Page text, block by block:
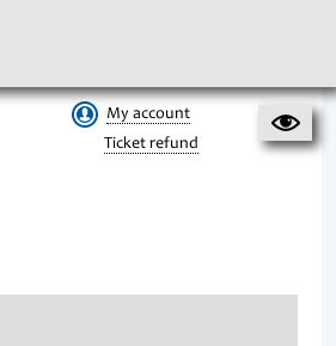
My account
Ticket refund